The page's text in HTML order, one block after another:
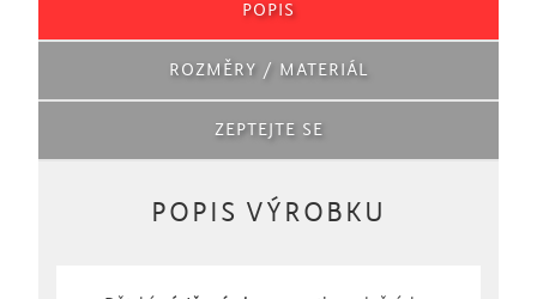
POPIS
ROZMĚRY / MATERIÁL
ZEPTEJTE SE
POPIS VÝROBKU